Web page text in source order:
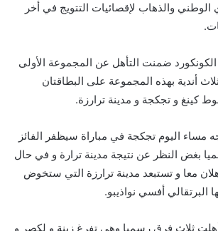
والذهاب لإقصائيات التتويج في أخر
الكونكورد ضمنت التأهل عن المجموعة الأولى
أندية بهذه المجموعة على البطاقتان
كينغ و تجكجة و مدينة ترارزة.
مساء اليوم تجكجة في مباراة سيظفر الفائز
بغض النظر عن نتيجة مدينة ترارة و في حال
معا و تستبعد مدينة ترارزة التي ستخوض
البرتقالي أفسي نواذيبو.
ثلاث فرق رسميا وهي تفرغ زينة و لكصر و